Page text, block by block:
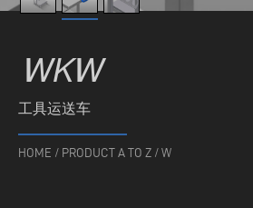
WKW
工具运送车
HOME / PRODUCT A TO Z / W